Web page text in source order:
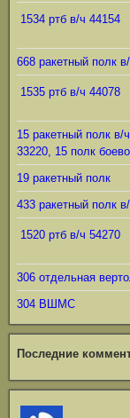
1534 ртб в/ч 44154
668 ракетный полк
1535 ртб в/ч 44078
15 ракетный полк
33220, 15 полк
19 ракетный полк
433 ракетный полк
1520 ртб в/ч 54270
306 отдельная
304 ВШМС
Последние